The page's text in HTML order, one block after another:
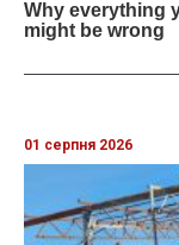
01 серпня 2026